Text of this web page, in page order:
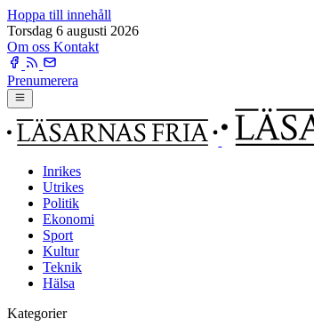
Hoppa till innehåll
Torsdag 6 augusti 2026
Om oss Kontakt
Prenumerera
Inrikes
Utrikes
Politik
Ekonomi
Sport
Kultur
Teknik
Hälsa
Kategorier